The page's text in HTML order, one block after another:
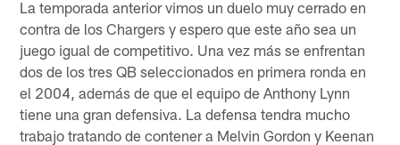
La temporada anterior vimos un duelo muy cerrado en
contra de los Chargers y espero que este año sea un
juego igual de competitivo. Una vez más se enfrentan
dos de los tres QB seleccionados en primera ronda en
el 2004, además de que el equipo de Anthony Lynn
tiene una gran defensiva. La defensa tendra mucho
trabajo tratando de contener a Melvin Gordon y Keenan